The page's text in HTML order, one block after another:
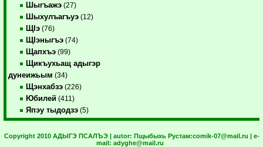
Шыгъажэ (27)
Шыхулъагъуэ (12)
ЩIэ (76)
ЩIэныгъэ (74)
Щапхъэ (99)
Щикъухьащ адыгэр
дунеижьым (34)
Щэнхабзэ (226)
Юбилей (411)
Япэу тыдодзэ (5)
Copyright 2010 АДЫГЭ ПСАЛЪЭ | autor: Пщыбыхь Рустам:comik-07@mail.ru | e-
mail: adyghe@mail.ru